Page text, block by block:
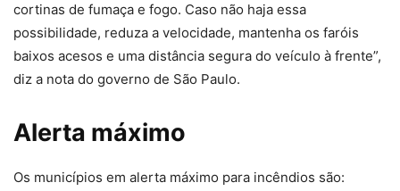
cortinas de fumaça e fogo. Caso não haja essa
possibilidade, reduza a velocidade, mantenha os faróis
baixos acesos e uma distância segura do veículo à frente”,
diz a nota do governo de São Paulo.
Alerta máximo
Os municípios em alerta máximo para incêndios são: